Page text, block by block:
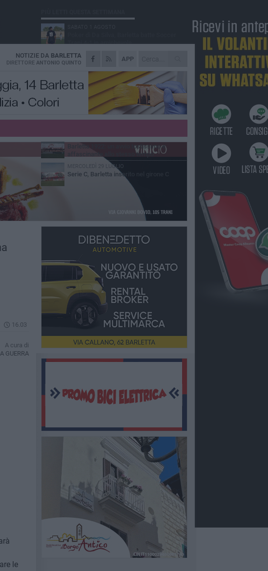
APP
NOTIZIE DA BARLETTA
DIRETTORE ANTONIO QUINTO
16.03
A cura di
GUERRA
le
Trani 4-1 in amichevole
VENERDÌ 31 LUGLIO
Serie C Sky Wifi: fissate date e orari delle
prime otto giornate di campionato.
VENERDÌ 31 LUGLIO
Il calcio italiano piange l'immenso Franco
GIOVEDÌ 6 AGOSTO
Addio a mister Marchioro. L'uomo del
VENERDÌ 31 LUGLIO
Barletta 1922: un avvio tostissimo e
affascinante allo stesso tempo
MERCOLEDÌ 29 LUGLIO
Serie C, Barletta inserito nel girone C